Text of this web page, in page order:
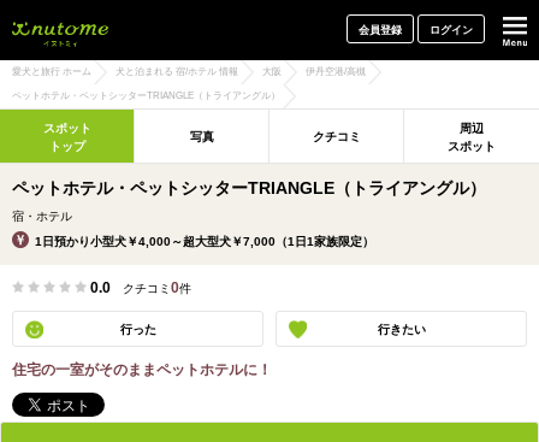
会員登録 ログイン
愛犬と旅行 ホーム 犬と泊まれる 宿/ホテル 情報 大阪 伊丹空港/高槻
ペットホテル・ペットシッターTRIANGLE（トライアングル）
スポット
トップ
写真 クチコミ
周辺
スポット
ペットホテル・ペットシッターTRIANGLE（トライアングル）
宿・ホテル
1日預かり小型犬￥4,000～超大型犬￥7,000（1日1家族限定）
0.0 クチコミ 0件
行った 行きたい
住宅の一室がそのままペットホテルに！